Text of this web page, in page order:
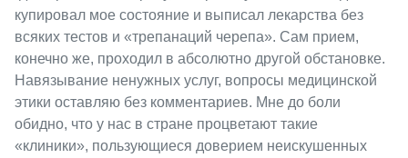
купировал мое состояние и выписал лекарства без
всяких тестов и «трепанаций черепа». Сам прием,
конечно же, проходил в абсолютно другой обстановке.
Навязывание ненужных услуг, вопросы медицинской
этики оставляю без комментариев. Мне до боли
обидно, что у нас в стране процветают такие
«клиники», пользующиеся доверием неискушенных